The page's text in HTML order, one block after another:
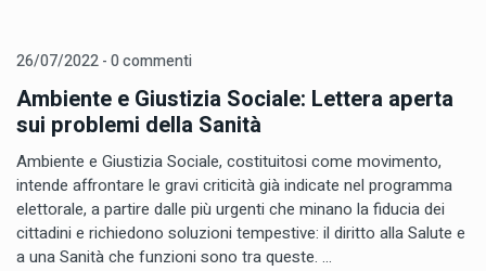
26/07/2022 - 0 commenti
Ambiente e Giustizia Sociale: Lettera aperta
sui problemi della Sanità
Ambiente e Giustizia Sociale, costituitosi come movimento,
intende affrontare le gravi criticità già indicate nel programma
elettorale, a partire dalle più urgenti che minano la fiducia dei
cittadini e richiedono soluzioni tempestive: il diritto alla Salute e
a una Sanità che funzioni sono tra queste. ...